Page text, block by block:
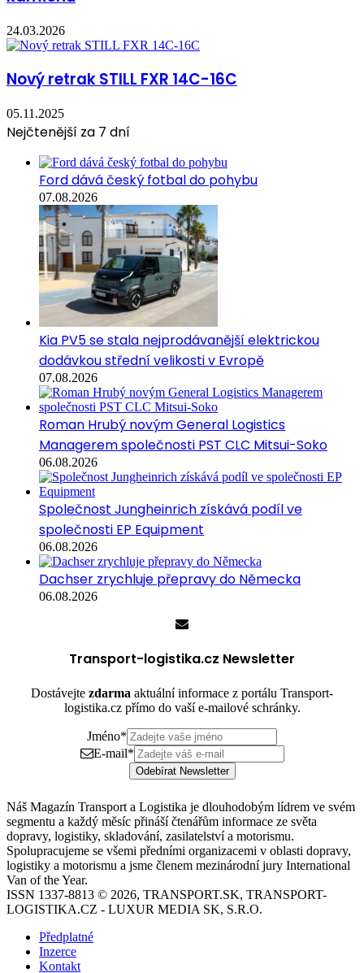
24.03.2026
Nový retrak STILL FXR 14C-16C
05.11.2025
Nejčtenější za 7 dní
Ford dává český fotbal do pohybu
07.08.2026
Kia PV5 se stala nejprodávanější elektrickou
dodávkou střední velikosti v Evropě
07.08.2026
Roman Hrubý novým General Logistics
Managerem společnosti PST CLC Mitsui-Soko
06.08.2026
Společnost Jungheinrich získává podíl ve
společnosti EP Equipment
06.08.2026
Dachser zrychluje přepravy do Německa
06.08.2026
Transport-logistika.cz Newsletter
Dostávejte zdarma aktuální informace z portálu Transport-
logistika.cz přímo do vaší e-mailové schránky.
Jméno*
E-mail*
Odebírat Newsletter
Náš Magazín Transport a Logistika je dlouhodobým lídrem ve svém
segmentu a každý měsíc přináší čtenářům informace ze světa
dopravy, logistiky, skladování, zasilatelství a motorismu.
Spolupracujeme se všemi předními organizacemi v oblasti dopravy,
logistiky a motorismu a jsme členem mezinárodní jury International
Van of the Year.
ISSN 1337-8813 © 2026, TRANSPORT.SK, TRANSPORT-
LOGISTIKA.CZ - LUXUR MEDIA SK, S.R.O.
Předplatné
Inzerce
Kontakt